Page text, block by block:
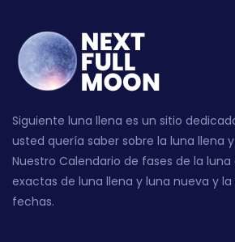
Siguiente luna llena es un sitio
usted quería saber sobre la luna llena
Nuestro Calendario de fases de la
exactas de luna llena y luna nueva y
fechas.